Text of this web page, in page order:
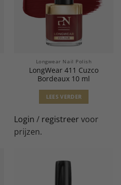
Longwear Nail Polish
LongWear 411 Cuzco
Bordeaux 10 ml
LEES VERDER
Login / registreer voor
prijzen.